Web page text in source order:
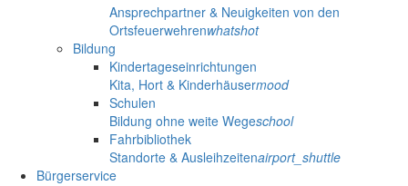
Ansprechpartner & Neuigkeiten von den
Ortsfeuerwehrenwhatshot
Bildung
Kindertageseinrichtungen
Kita, Hort & Kinderhäusermood
Schulen
Bildung ohne weite Wegeschool
Fahrbibliothek
Standorte & Ausleihzeitenairport_shuttle
Bürgerservice